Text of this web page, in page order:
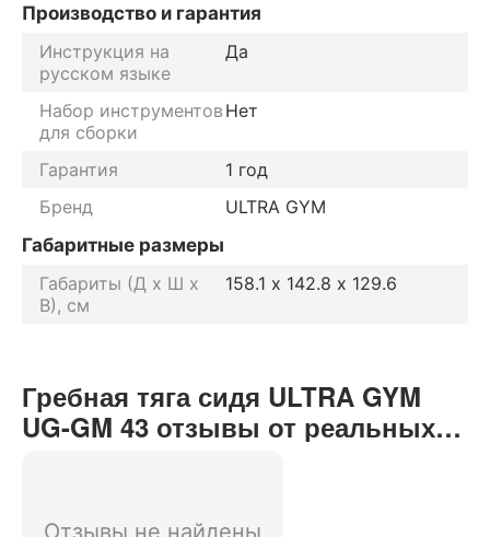
Производство и гарантия
Инструкция на
русском языке
Да
Набор инструментов
для сборки
Нет
Гарантия
1 год
Бренд
ULTRA GYM
Габаритные размеры
Габариты (Д х Ш х
В), см
158.1 х 142.8 х 129.6
Гребная тяга сидя ULTRA GYM
UG-GM 43 отзывы от реальных
Отзывы не найдены